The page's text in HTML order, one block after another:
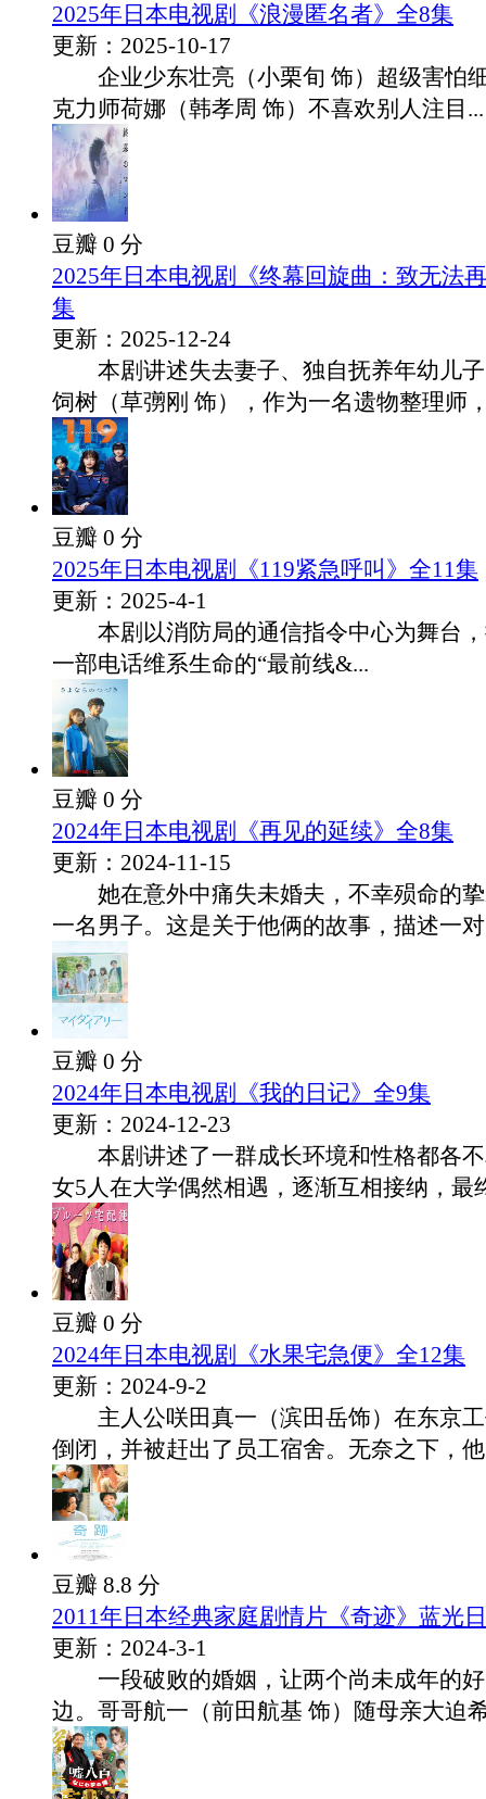
2025年日本电视剧《浪漫匿名者》全8集
更新：2025-10-17
企业少东壮亮（小栗旬 饰）超级害怕
克力师荷娜（韩孝周 饰）不喜欢别人注目...
豆瓣 0 分
2025年日本电视剧《终幕回旋曲：致无法
集
更新：2025-12-24
本剧讲述失去妻子、独自抚养年幼儿子
饲树（草彅刚 饰），作为一名遗物整理师
豆瓣 0 分
2025年日本电视剧《119紧急呼叫》全11集
更新：2025-4-1
本剧以消防局的通信指令中心为舞台，
一部电话维系生命的“最前线&...
豆瓣 0 分
2024年日本电视剧《再见的延续》全8集
更新：2024-11-15
她在意外中痛失未婚夫，不幸殒命的挚
一名男子。这是关于他俩的故事，描述一
豆瓣 0 分
2024年日本电视剧《我的日记》全9集
更新：2024-12-23
本剧讲述了一群成长环境和性格都各不
女5人在大学偶然相遇，逐渐互相接纳，最
豆瓣 0 分
2024年日本电视剧《水果宅急便》全12集
更新：2024-9-2
主人公咲田真一（滨田岳饰）在东京工
倒闭，并被赶出了员工宿舍。无奈之下，
豆瓣 8.8 分
2011年日本经典家庭剧情片《奇迹》蓝光
更新：2024-3-1
一段破败的婚姻，让两个尚未成年的好
边。哥哥航一（前田航基 饰）随母亲大迫